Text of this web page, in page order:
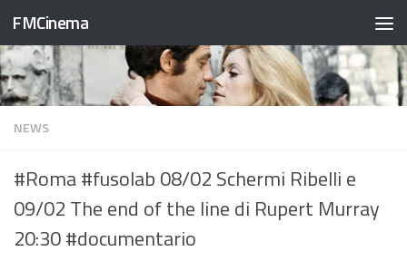
Salta al contenuto
FMCinema
NEWS
#Roma #fusolab 08/02 Schermi Ribelli e
09/02 The end of the line di Rupert Murray
20:30 #documentario